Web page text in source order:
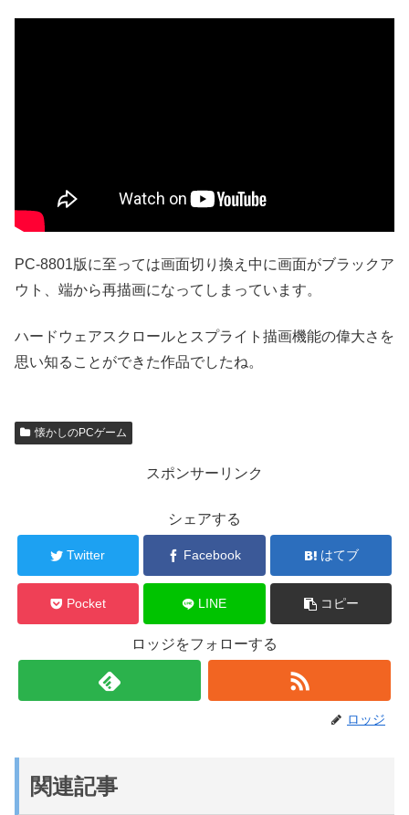
PC-8801版に至っては画面切り換え中に画面がブラックア
ウト、端から再描画になってしまっています。
ハードウェアスクロールとスプライト描画機能の偉大さを
思い知ることができた作品でしたね。
懐かしのPCゲーム
スポンサーリンク
シェアする
Twitter Facebook はてブ
Pocket LINE コピー
ロッジをフォローする
ロッジ
関連記事